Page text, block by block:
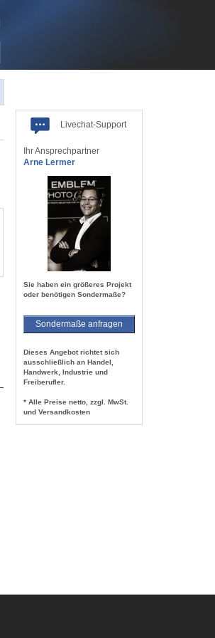
Livechat-Support
Ihr Ansprechpartner
Arne Lermer
Sie haben ein größeres Projekt
oder benötigen Sondermaße?
Sondermaße anfragen
Dieses Angebot richtet sich
ausschließlich an Handel,
Handwerk, Industrie und
Freiberufler.
* Alle Preise netto, zzgl. MwSt.
und Versandkosten